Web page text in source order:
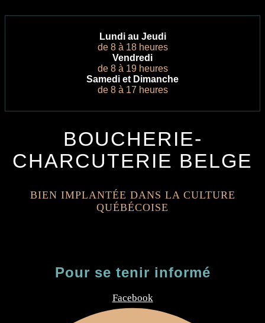
Lundi au Jeudi
de 8 à 18 heures
Vendredi
de 8 à 19 heures
Samedi et Dimanche
de 8 à 17 heures
BOUCHERIE-
CHARCUTERIE BELGE
BIEN IMPLANTÉE DANS LA CULTURE
QUÉBÉCOISE
Pour se tenir informé
Facebook